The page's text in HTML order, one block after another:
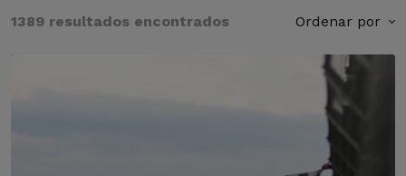
1389 resultados encontrados Ordenar por